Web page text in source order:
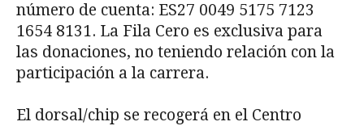
número de cuenta: ES27 0049 5175 7123
1654 8131. La Fila Cero es exclusiva para
las donaciones, no teniendo relación con la
participación a la carrera.
El dorsal/chip se recogerá en el Centro